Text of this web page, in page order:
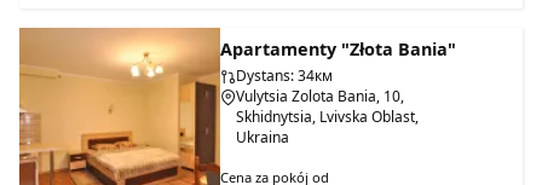
Apartamenty "Złota Bania"
Dystans: 34км
Vulytsia Zolota Bania, 10,
Skhidnytsia, Lvivska Oblast,
Ukraina
Cena za pokój od